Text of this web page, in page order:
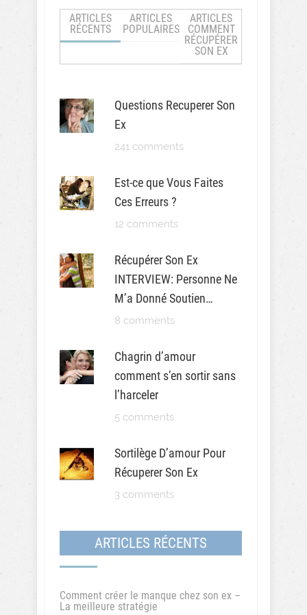
ARTICLES
RÉCENTS
ARTICLES
POPULAIRES
ARTICLES
COMMENT
RÉCUPÉRER
SON EX
Questions Recuperer Son
Ex
241 comments
Est-ce que Vous Faites
Ces Erreurs ?
12 comments
Récupérer Son Ex
INTERVIEW: Personne Ne
M’a Donné Soutien…
8 comments
Chagrin d’amour
comment s’en sortir sans
l’harceler
5 comments
Sortilège D’amour Pour
Récuperer Son Ex
3 comments
ARTICLES RÉCENTS
Comment créer le manque chez son ex –
La meilleure stratégie